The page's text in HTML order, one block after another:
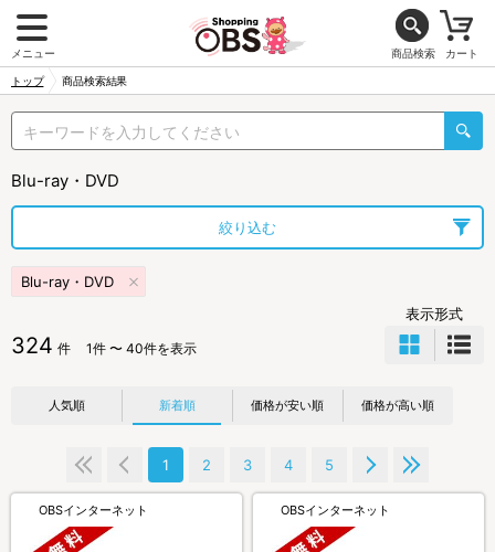
メニュー 商品検索 カート
トップ 商品検索結果
Blu-ray・DVD
絞り込む
Blu-ray・DVD
324 件 1件 〜 40件を表示
表示形式
人気順 新着順 価格が安い順 価格が高い順
1 2 3 4 5
OBSインターネット OBSインターネット